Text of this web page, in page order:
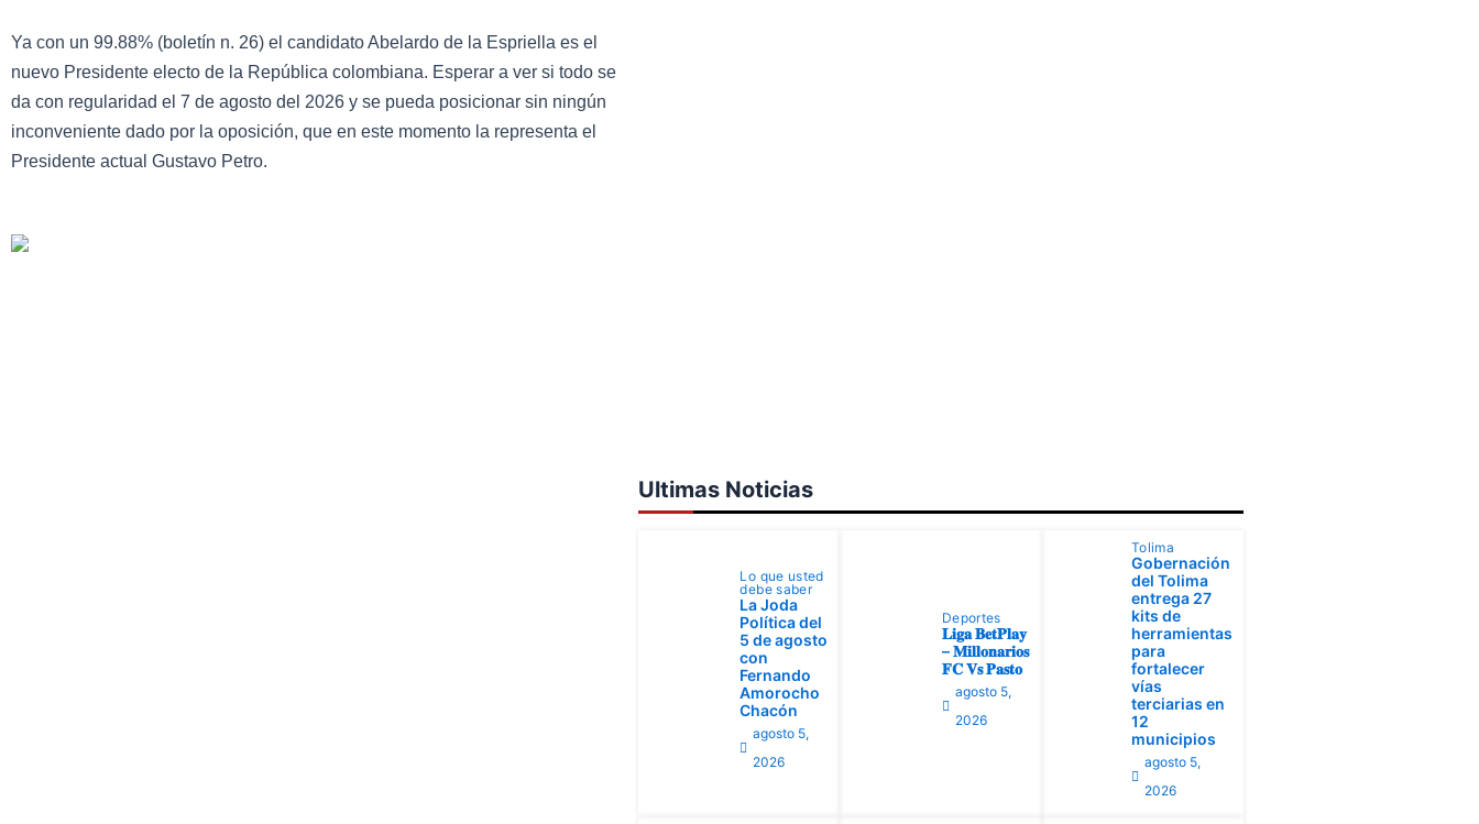
Ya con un 99.88% (boletín n. 26) el candidato Abelardo de la Espriella es el
nuevo Presidente electo de la República colombiana. Esperar a ver si todo se
da con regularidad el 7 de agosto del 2026 y se pueda posicionar sin ningún
inconveniente dado por la oposición, que en este momento la representa el
Presidente actual Gustavo Petro.
Ultimas Noticias
Lo que usted
debe saber
La Joda
Política del
5 de agosto
con
Fernando
Amorocho
Chacón
agosto 5,
2026
Deportes
𝐋𝐢𝐠𝐚 𝐁𝐞𝐭𝐏𝐥𝐚𝐲
– 𝐌𝐢𝐥𝐥𝐨𝐧𝐚𝐫𝐢𝐨𝐬
𝐅𝐂 𝐕𝐬 𝐏𝐚𝐬𝐭𝐨
agosto 5,
2026
Tolima
Gobernación
del Tolima
entrega 27
kits de
herramientas
para
fortalecer
vías
terciarias en
12
municipios
agosto 5,
2026